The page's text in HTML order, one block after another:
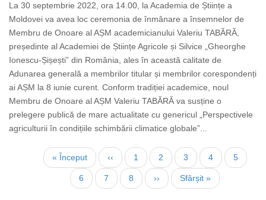
La 30 septembrie 2022, ora 14.00, la Academia de Științe a
Moldovei va avea loc ceremonia de înmânare a însemnelor de
Membru de Onoare al AȘM academicianului Valeriu TABĂRĂ,
președinte al Academiei de Științe Agricole și Silvice „Gheorghe
Ionescu-Șișești” din România, ales în această calitate de
Adunarea generală a membrilor titular și membrilor corespondenți
ai AȘM la 8 iunie curent. Conform tradiției academice, noul
Membru de Onoare al AȘM Valeriu TABĂRĂ va susține o
prelegere publică de mare actualitate cu genericul „Perspectivele
agriculturii în condițiile schimbării climatice globale”...
PaginationFirst
page
« Început
Previous
page
‹‹ Page
1 Page
2 Page
3
Current
page
4 Page
5
Page
6 Page
7 Page
8
Next
page
››
Last
page
Sfârșit »